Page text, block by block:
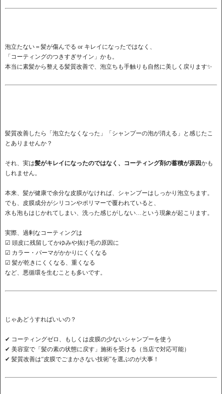
泡立たない＝髪が傷んでる or キレイになったではなく、
「コーティングのつきすぎサイン」かも。
本当に素髪から整える髪質改善で、泡立ちも手触りも自然に美しく戻ります✨
髪質改善したら「泡立たなくなった」「シャンプーの泡が消える」と感じたこ
とありませんか？
それ、実は髪がキレイになったのではなく、コーティング剤の蓄積が原因かも
しれません。
本来、髪が健康で余分な皮膜がなければ、シャンプーはしっかり泡立ちます。
でも、皮膜成分がシリコンやポリマーで覆われていると、
水も泡もはじかれてしまい、洗った感じがしない…という現象が起こります。
実際、過剰なコーティングは
☑ 頭皮に残留してかゆみや抜け毛の原因に
☑ カラー・パーマがかかりにくくなる
☑ 髪が乾きにくくなる、重くなる
など、悪循環を生むことも多いです。
じゃあどうすればいいの？
✔ コーティングゼロ、もしくは皮膜の少ないシャンプーを使う
✔ 美容室で「髪の素の状態に戻す」施術を受ける（当店で対応可能）
✔ 髪質改善は“皮膜でごまかさない技術”を選ぶのが大事！